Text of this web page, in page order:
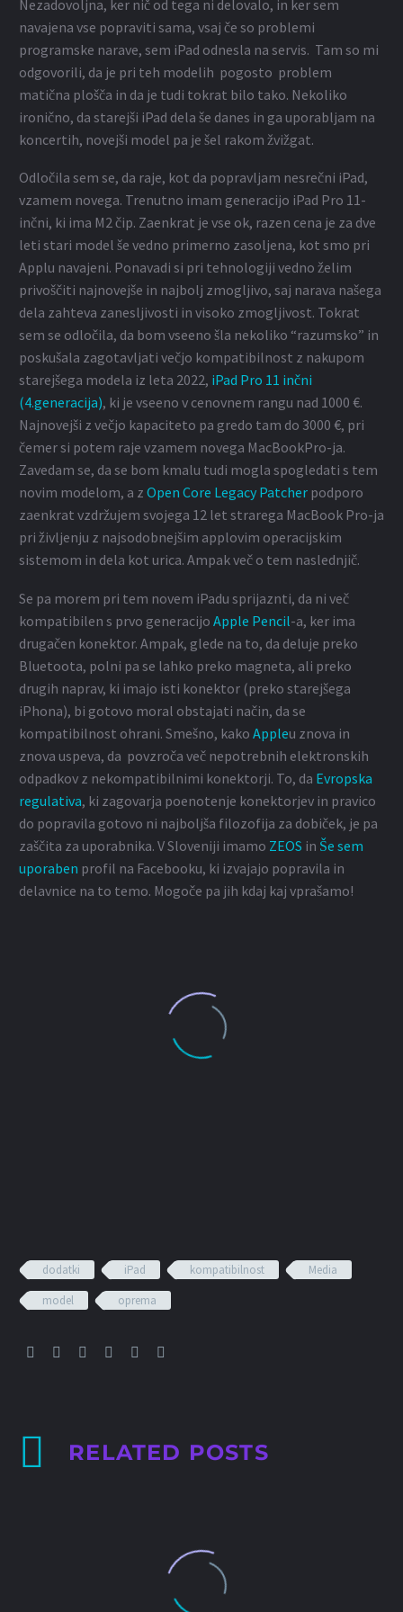
Nezadovoljna, ker nič od tega ni delovalo, in ker sem
navajena vse popraviti sama, vsaj če so problemi
programske narave, sem iPad odnesla na servis. Tam so mi
odgovorili, da je pri teh modelih pogosto problem
matična plošča in da je tudi tokrat bilo tako. Nekoliko
ironično, da starejši iPad dela še danes in ga uporabljam na
koncertih, novejši model pa je šel rakom žvižgat.
Odločila sem se, da raje, kot da popravljam nesrečni iPad,
vzamem novega. Trenutno imam generacijo iPad Pro 11-
inčni, ki ima M2 čip. Zaenkrat je vse ok, razen cena je za dve
leti stari model še vedno primerno zasoljena, kot smo pri
Applu navajeni. Ponavadi si pri tehnologiji vedno želim
privoščiti najnovejše in najbolj zmogljivo, saj narava našega
dela zahteva zanesljivosti in visoko zmogljivost. Tokrat
sem se odločila, da bom vseeno šla nekoliko “razumsko” in
poskušala zagotavljati večjo kompatibilnost z nakupom
starejšega modela iz leta 2022, iPad Pro 11 inčni
(4.generacija), ki je vseeno v cenovnem rangu nad 1000 €.
Najnovejši z večjo kapaciteto pa gredo tam do 3000 €, pri
čemer si potem raje vzamem novega MacBookPro-ja.
Zavedam se, da se bom kmalu tudi mogla spogledati s tem
novim modelom, a z Open Core Legacy Patcher podporo
zaenkrat vzdržujem svojega 12 let strarega MacBook Pro-ja
pri življenju z najsodobnejšim applovim operacijskim
sistemom in dela kot urica. Ampak več o tem naslednjič.
Se pa morem pri tem novem iPadu sprijaznti, da ni več
kompatibilen s prvo generacijo Apple Pencil-a, ker ima
drugačen konektor. Ampak, glede na to, da deluje preko
Bluetoota, polni pa se lahko preko magneta, ali preko
drugih naprav, ki imajo isti konektor (preko starejšega
iPhona), bi gotovo moral obstajati način, da se
kompatibilnost ohrani. Smešno, kako Appleu znova in
znova uspeva, da povzroča več nepotrebnih elektronskih
odpadkov z nekompatibilnimi konektorji. To, da Evropska
regulativa, ki zagovarja poenotenje konektorjev in pravico
do popravila gotovo ni najboljša filozofija za dobiček, je pa
zaščita za uporabnika. V Sloveniji imamo ZEOS in Še sem
uporaben profil na Facebooku, ki izvajajo popravila in
delavnice na to temo. Mogoče pa jih kdaj kaj vprašamo!
dodatki iPad kompatibilnost
Media
model
oprema
RELATED POSTS